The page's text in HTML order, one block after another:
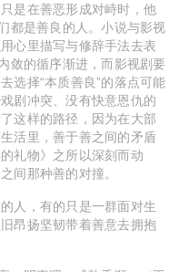
是在善恶形成对峙时，他
都是善良的人。小说与影视
心里描写与修辞手法去表
敛的循序渐进，而影视剧要
选择“本质善良”的落点可能
剧冲突、没有快意恩仇的
这样的路径，因为在大部
活里，善于善之间的矛盾
礼物》之所以深刻而动
间那种善的对撞。
人，有的只是一群面对生
昂扬坚韧带着善意去拥抱